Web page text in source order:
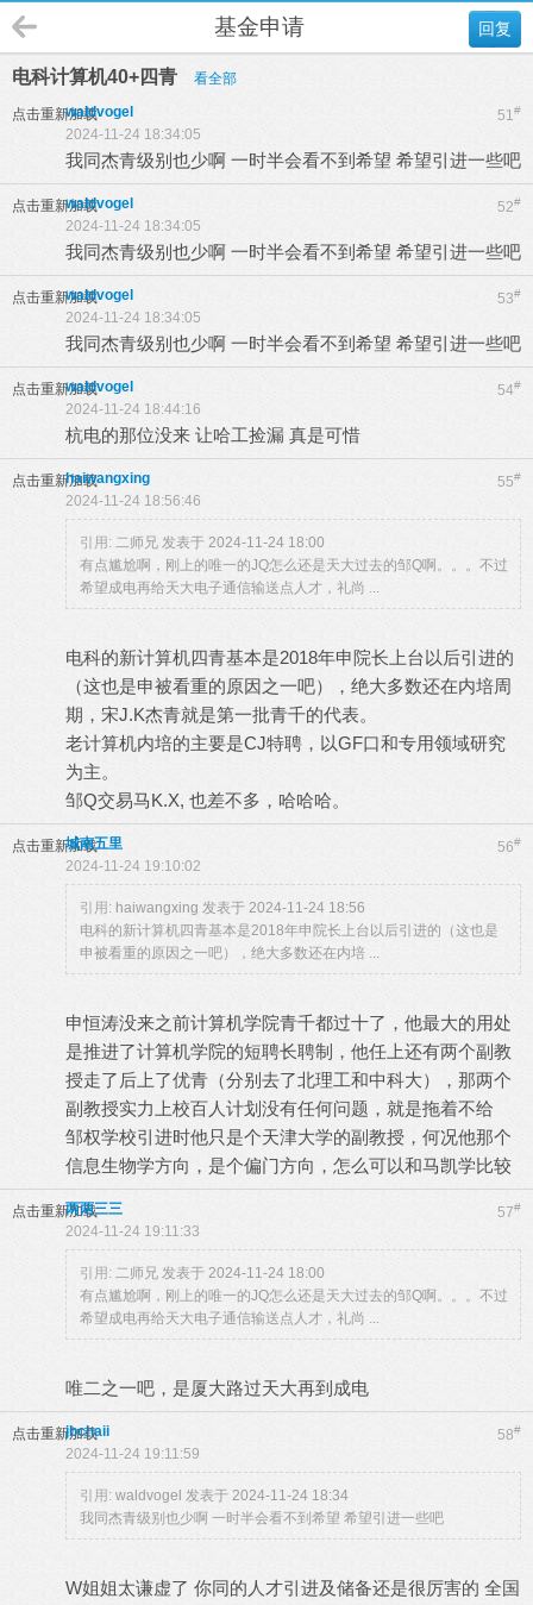
回复
基金申请
电科计算机40+四青 看全部
点击重新加载 51#
waldvogel
2024-11-24 18:34:05
我同杰青级别也少啊 一时半会看不到希望 希望引进一些吧
点击重新加载 52#
waldvogel
2024-11-24 18:34:05
我同杰青级别也少啊 一时半会看不到希望 希望引进一些吧
点击重新加载 53#
waldvogel
2024-11-24 18:34:05
我同杰青级别也少啊 一时半会看不到希望 希望引进一些吧
点击重新加载 54#
waldvogel
2024-11-24 18:44:16
杭电的那位没来 让哈工捡漏 真是可惜
点击重新加载 55#
haiwangxing
2024-11-24 18:56:46
引用: 二师兄 发表于 2024-11-24 18:00
有点尴尬啊，刚上的唯一的JQ怎么还是天大过去的邹Q啊。。。不过
希望成电再给天大电子通信输送点人才，礼尚 ...
电科的新计算机四青基本是2018年申院长上台以后引进的
（这也是申被看重的原因之一吧），绝大多数还在内培周
期，宋J.K杰青就是第一批青千的代表。
老计算机内培的主要是CJ特聘，以GF口和专用领域研究
为主。
邹Q交易马K.X, 也差不多，哈哈哈。
点击重新加载 56#
城南五里
2024-11-24 19:10:02
引用: haiwangxing 发表于 2024-11-24 18:56
电科的新计算机四青基本是2018年申院长上台以后引进的（这也是
申被看重的原因之一吧），绝大多数还在内培 ...
申恒涛没来之前计算机学院青千都过十了，他最大的用处
是推进了计算机学院的短聘长聘制，他任上还有两个副教
授走了后上了优青（分别去了北理工和中科大），那两个
副教授实力上校百人计划没有任何问题，就是拖着不给
邹权学校引进时他只是个天津大学的副教授，何况他那个
信息生物学方向，是个偏门方向，怎么可以和马凯学比较
点击重新加载 57#
两两三三
2024-11-24 19:11:33
引用: 二师兄 发表于 2024-11-24 18:00
有点尴尬啊，刚上的唯一的JQ怎么还是天大过去的邹Q啊。。。不过
希望成电再给天大电子通信输送点人才，礼尚 ...
唯二之一吧，是厦大路过天大再到成电
点击重新加载 58#
jbchaii
2024-11-24 19:11:59
引用: waldvogel 发表于 2024-11-24 18:34
我同杰青级别也少啊 一时半会看不到希望 希望引进一些吧
W姐姐太谦虚了 你同的人才引进及储备还是很厉害的 全国